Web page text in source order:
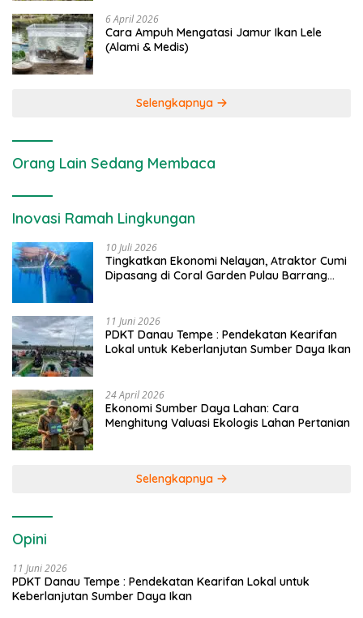
6 April 2026
Cara Ampuh Mengatasi Jamur Ikan Lele
(Alami & Medis)
Selengkapnya
Orang Lain Sedang Membaca
Inovasi Ramah Lingkungan
10 Juli 2026
Tingkatkan Ekonomi Nelayan, Atraktor Cumi
Dipasang di Coral Garden Pulau Barrang
11 Juni 2026
PDKT Danau Tempe : Pendekatan Kearifan
Lokal untuk Keberlanjutan Sumber Daya Ikan
24 April 2026
Ekonomi Sumber Daya Lahan: Cara
Menghitung Valuasi Ekologis Lahan Pertanian
Selengkapnya
Opini
11 Juni 2026
PDKT Danau Tempe : Pendekatan Kearifan Lokal untuk
Keberlanjutan Sumber Daya Ikan